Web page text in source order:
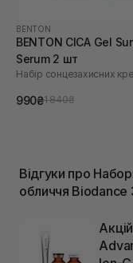
BENTON
BENTON CICA Gel
Serum 2 шт
990₴1 840₴
Відгуки про
обличчя Biodance